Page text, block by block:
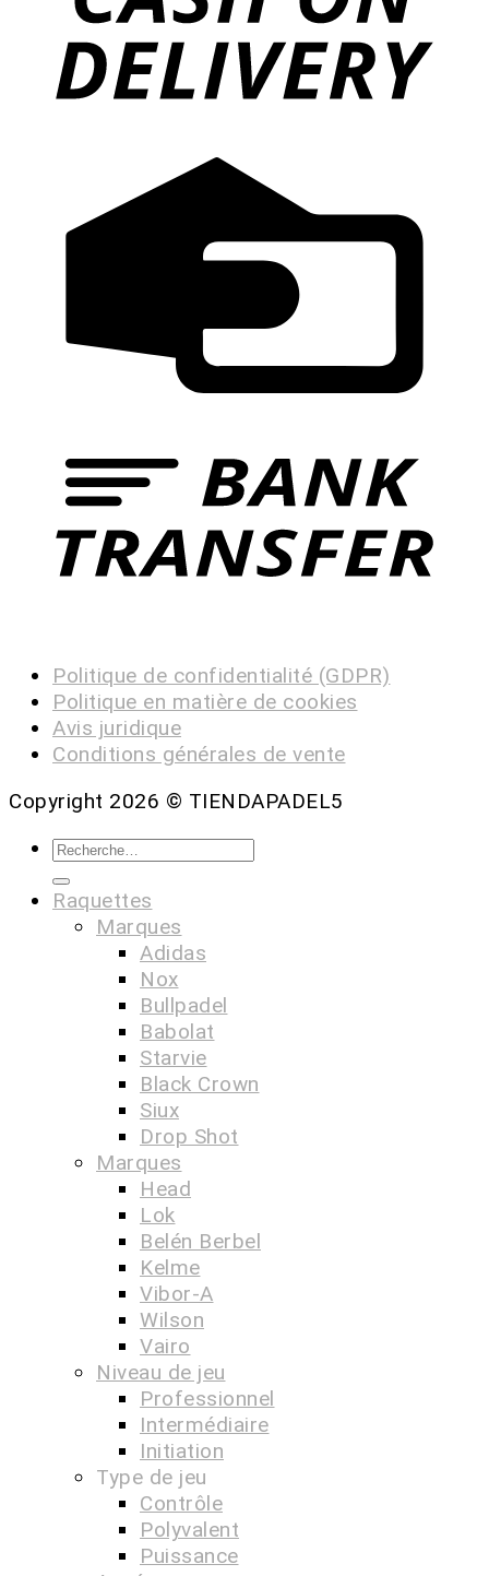
Politique de confidentialité (GDPR)
Politique en matière de cookies
Avis juridique
Conditions générales de vente
Copyright 2026 © TIENDAPADEL5
Raquettes
Marques
Adidas
Nox
Bullpadel
Babolat
Starvie
Black Crown
Siux
Drop Shot
Marques
Head
Lok
Belén Berbel
Kelme
Vibor-A
Wilson
Vairo
Niveau de jeu
Professionnel
Intermédiaire
Initiation
Type de jeu
Contrôle
Polyvalent
Puissance